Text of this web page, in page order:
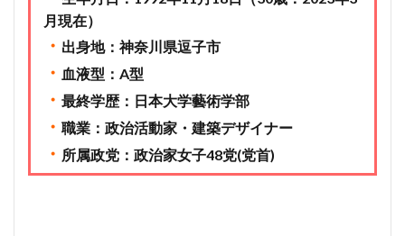
月現在）
・ 出身地：神奈川県逗子市
・ 血液型：A型
・ 最終学歴：日本大学藝術学部
・ 職業：政治活動家・建築デザイナー
・ 所属政党：政治家女子48党(党首)